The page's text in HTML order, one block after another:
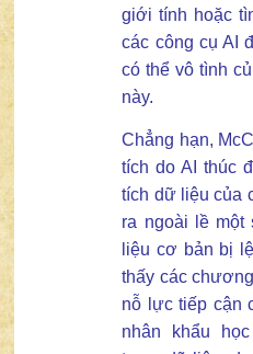
giới tính hoặc
các công cụ AI
có thể vô tình
này.
Chẳng hạn,
tích do AI thúc
tích dữ liệu của
ra ngoài lề một
liệu cơ bản bị
thấy các
nỗ lực tiếp cận
nhân khẩu